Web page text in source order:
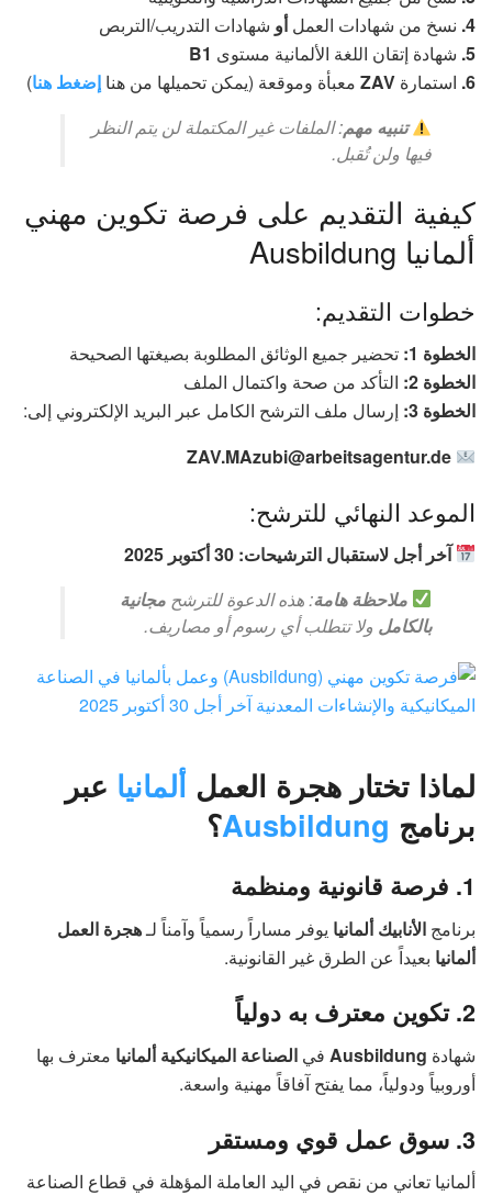
4. نسخ من شهادات العملأو شهادات التدريب/التربص
5. شهادة إتقان اللغة الألمانية مستوى B1
6. استمارة ZAV معبأة وموقعة (يمكن تحميلها من هنا إضغط هنا)
تنبيه مهم: الملفات غير المكتملة لن يتم النظر
فيها ولن تُقبل.
كيفية التقديم على فرصة تكوين مهني
ألمانيا Ausbildung
خطوات التقديم:
الخطوة 1:
تحضير جميع الوثائق المطلوبة بصيغتها الصحيحة
الخطوة 2:
التأكد من صحة واكتمال الملف
الخطوة 3:
إرسال ملف الترشح الكامل عبر البريد الإلكتروني إلى:
ZAV.MAzubi@arbeitsagentur.de
الموعد النهائي للترشح:
آخر أجل لاستقبال الترشيحات: 30 أكتوبر 2025
ملاحظة هامة: هذه الدعوة للترشحمجانية
بالكامل ولا تتطلب أي رسوم أو مصاريف.
لماذا تختار هجرة العمل ألمانيا عبر
برنامج Ausbildung؟
1. فرصة قانونية ومنظمة
برنامج الأنابيك ألمانيا يوفر مساراً رسمياً وآمناً لـهجرة العمل
ألمانيا بعيداً عن الطرق غير القانونية.
2. تكوين معترف به دولياً
شهادة Ausbildung في الصناعة الميكانيكية ألمانيا معترف بها
أوروبياً ودولياً، مما يفتح آفاقاً مهنية واسعة.
3. سوق عمل قوي ومستقر
ألمانيا تعاني من نقص في اليد العاملة المؤهلة في قطاع الصناعة